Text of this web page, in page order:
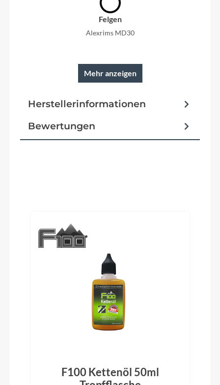
Felgen
Alexrims MD30
Schwalbe Johnny Watts
Schutzbleche
Sunny Wheel 65mm
Pletscher Comp Flex
Glocke
inklusive
Rahmentyp
E-ATB Hardtail
2023
Mehr anzeigen
Herstellerinformationen
Bewertungen
F100 Kettenöl 50ml